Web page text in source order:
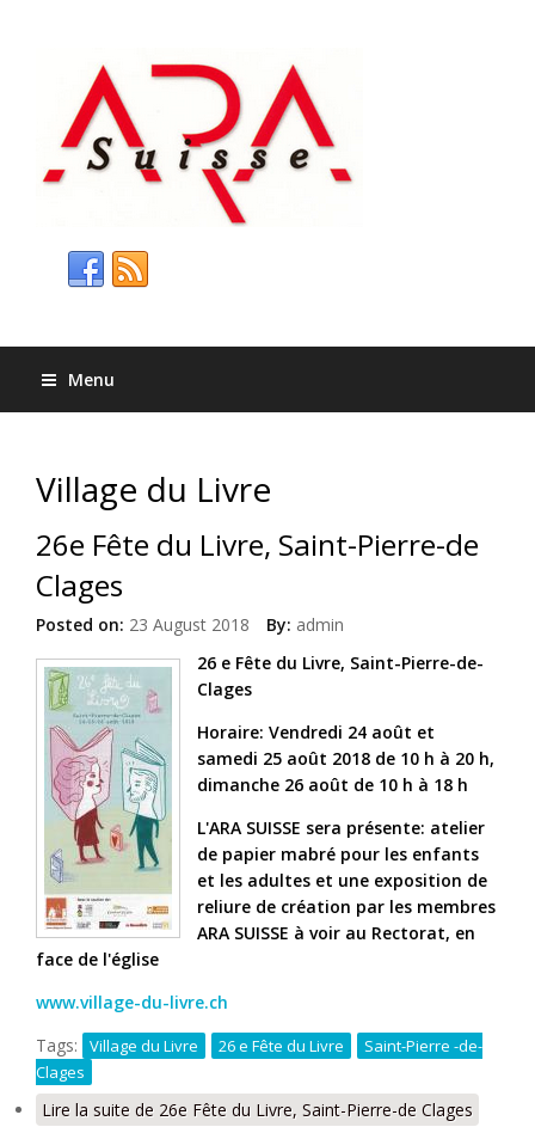
Menu
Village du Livre
26e Fête du Livre, Saint-Pierre-de
Clages
Posted on: 23 August 2018 By: admin
26 e Fête du Livre, Saint-Pierre-de-
Clages
Horaire: Vendredi 24 août et
samedi 25 août 2018 de 10 h à 20 h,
dimanche 26 août de 10 h à 18 h
L'ARA SUISSE sera présente: atelier
de papier mabré pour les enfants
et les adultes et une exposition de
reliure de création par les membres
ARA SUISSE à voir au Rectorat, en
face de l'église
www.village-du-livre.ch
Tags:
Village du Livre 26 e Fête du Livre
Saint-Pierre -de-
Clages
Lire la suite de 26e Fête du Livre, Saint-Pierre-de Clages